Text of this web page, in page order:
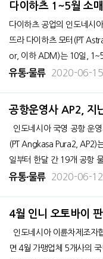
다이하츠 1~5월 소
다이하츠 공업의 인도네시
뜨라 다이하츠 모터(PT
or, 이하 ADM)는 10일,
대수(소매 기준)가 전년 동
종 코로나바이러스 감염증(
약
유통∙물류 2020-06-15
공항운영사 AP2, 지
만톤 기록
(PT Angkasa Pura2, AP2)
일부터 한달 간 19개 공항
4,000톤을 기록했다고 발표했다. 자
7,000톤으로 전체의 79%
유통∙물류 2020-06-12
4월 인니 오토바이
면 4월 가맹업체 5개사의